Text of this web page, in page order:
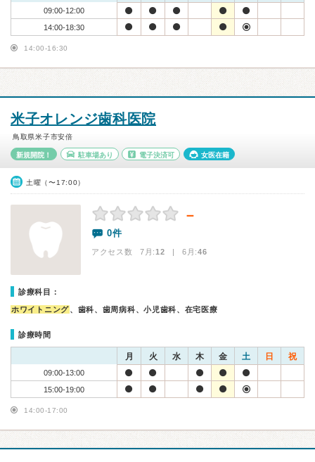
09:00-12:00
14:00-18:30
14:00-16:30
米子オレンジ歯科医院
鳥取県米子市安倍
新規開院！ 駐車場あり 電子決済可 女医在籍
土曜（〜17:00）
－
0件
アクセス数 7月:12 | 6月:46
診療科目：
ホワイトニング、歯科、歯周病科、小児歯科、在宅医療
診療時間
月 火 水 木 金 土 日 祝
09:00-13:00
15:00-19:00
14:00-17:00